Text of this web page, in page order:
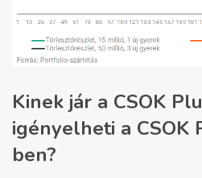
Kinek jár a CSOK
igényelheti a CSOK
ben?